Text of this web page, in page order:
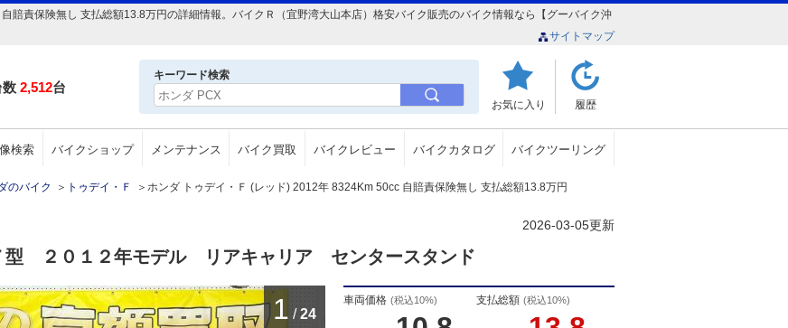
賠責保険無し 支払総額13.8万円の詳細情報。バイクＲ（宜野湾大山本店）格安バイク販売のバイク情報なら【グーバイク沖
サイトマップ
数 2,512台
キーワード検索
お気に入り 履歴
検索 バイクショップ メンテナンス バイク買取 バイクレビュー バイクカタログ バイクツーリング
のバイク ＞ トゥデイ・Ｆ ＞ ホンダ トゥデイ・Ｆ (レッド) 2012年 8324Km 50cc 自賠責保険無し 支払総額13.8万円
2026-03-05更新
型 ２０１２年モデル リアキャリア センタースタンド
1 / 24
車両価格 (税込10%) 支払総額 (税込10%)